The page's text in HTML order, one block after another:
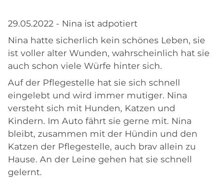
29.05.2022 - Nina ist adpotiert
Nina hatte sicherlich kein schönes Leben, sie
ist voller alter Wunden, wahrscheinlich hat sie
auch schon viele Würfe hinter sich.
Auf der Pflegestelle hat sie sich schnell
eingelebt und wird immer mutiger. Nina
versteht sich mit Hunden, Katzen und
Kindern. Im Auto fährt sie gerne mit. Nina
bleibt, zusammen mit der Hündin und den
Katzen der Pflegestelle, auch brav allein zu
Hause. An der Leine gehen hat sie schnell
gelernt.